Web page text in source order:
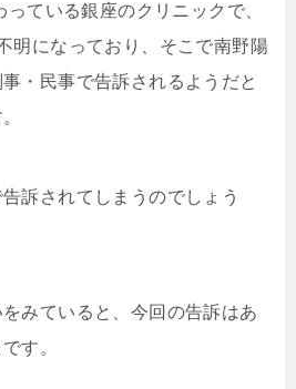
ている銀座のクリニックで、
明になっており、そこで南野陽
・民事で告訴されるようだと
訴されてしまうのでしょう
みていると、今回の告訴はあ
す。